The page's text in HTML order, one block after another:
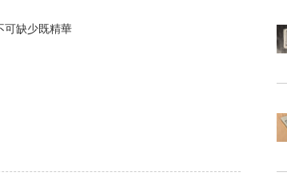
可缺少既精華